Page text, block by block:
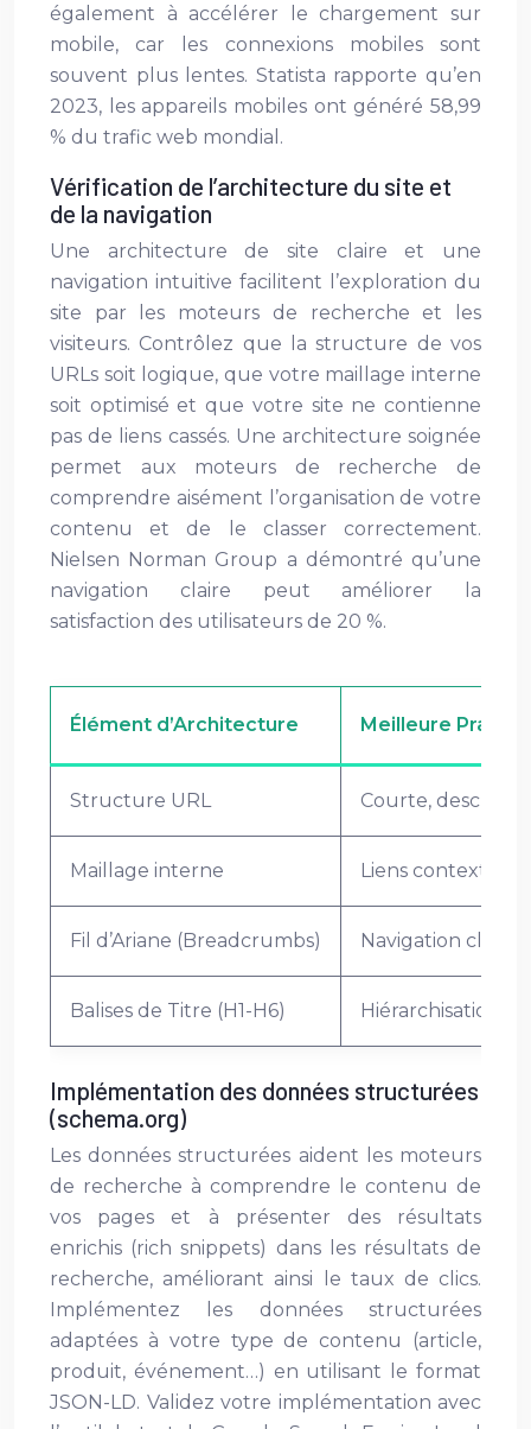
également à accélérer le chargement sur
mobile, car les connexions mobiles sont
souvent plus lentes. Statista rapporte qu’en
2023, les appareils mobiles ont généré 58,99
% du trafic web mondial.
Vérification de l’architecture du site et
de la navigation
Une architecture de site claire et une
navigation intuitive facilitent l’exploration du
site par les moteurs de recherche et les
visiteurs. Contrôlez que la structure de vos
URLs soit logique, que votre maillage interne
soit optimisé et que votre site ne contienne
pas de liens cassés. Une architecture soignée
permet aux moteurs de recherche de
comprendre aisément l’organisation de votre
contenu et de le classer correctement.
Nielsen Norman Group a démontré qu’une
navigation claire peut améliorer la
satisfaction des utilisateurs de 20 %.
Élément d’Architecture Meilleure
Structure URL Courte,
Maillage interne Liens
Fil d’Ariane (Breadcrumbs) Navigation claire
Balises de Titre (H1-H6) Hiérarchisation
Implémentation des données structurées
(schema.org)
Les données structurées aident les moteurs
de recherche à comprendre le contenu de
vos pages et à présenter des résultats
enrichis (rich snippets) dans les résultats de
recherche, améliorant ainsi le taux de clics.
Implémentez les données structurées
adaptées à votre type de contenu (article,
produit, événement…) en utilisant le format
JSON-LD. Validez votre implémentation avec